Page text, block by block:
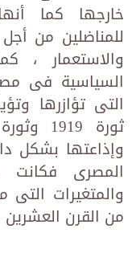
خارجها كما
للمناضلين من أجل
والاستعمار ،
السياسية فى
التى تؤازرها
وإذاعتها بشكل
المصرى فكانت
والمتغيرات
من القرن العشرين